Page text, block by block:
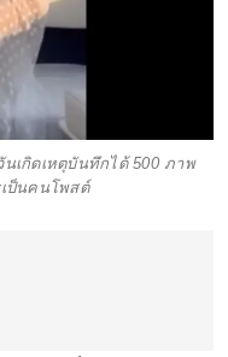
เกิดเหตุบันทึกได้ 500 ภาพ
ป็นคนโพสต์